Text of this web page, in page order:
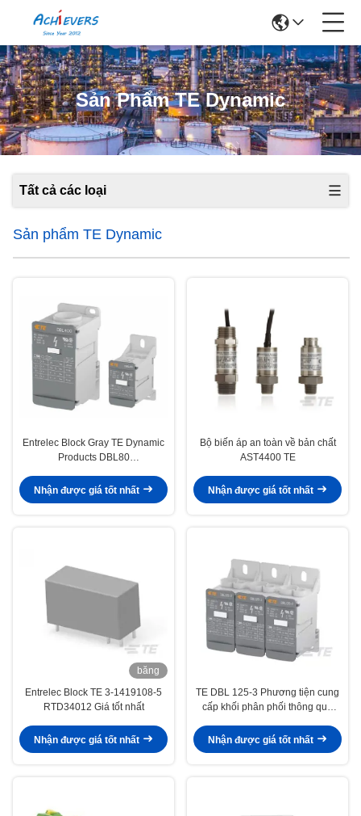
Sản Phẩm TE Dynamic
Tất cả các loại
Sản phẩm TE Dynamic
Entrelec Block Gray TE Dynamic
Products DBL80
khối đầu cuối đường sắt
Nhận được giá tốt nhất
Bộ biến áp an toàn về bản chất
AST4400 TE
Nhận được giá tốt nhất
băng
hình
Entrelec Block TE 3-1419108-5
RTD34012 Giá tốt nhất
Nhận được giá tốt nhất
TE DBL 125-3 Phương tiện cung
cấp khối phân phối thông qua
Nhận được giá tốt nhất